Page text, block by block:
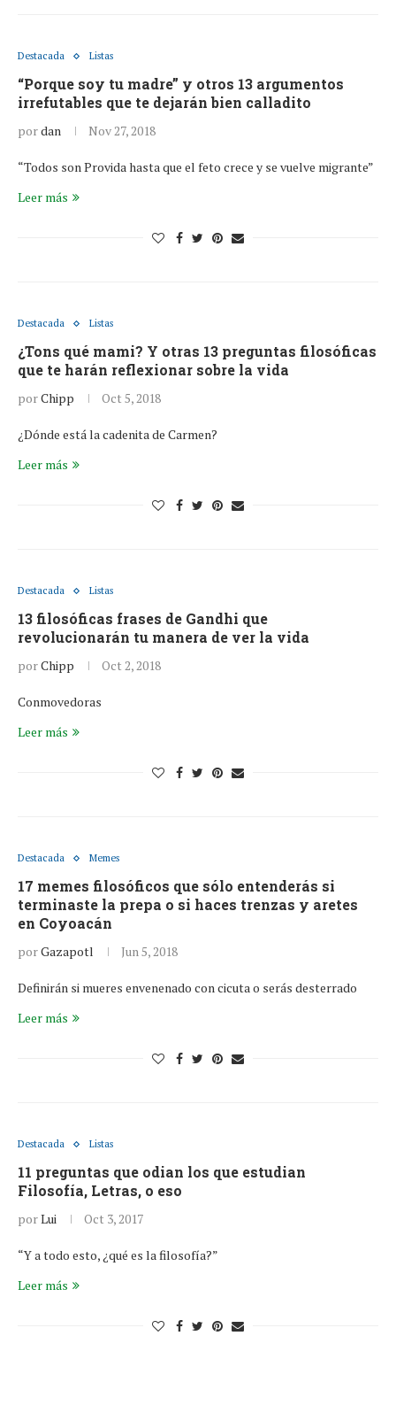
Destacada Listas
“Porque soy tu madre” y otros 13 argumentos
irrefutables que te dejarán bien calladito
pordan Nov 27, 2018
“Todos son Provida hasta que el feto crece y se vuelve migrante”
Leer más
Destacada Listas
¿Tons qué mami? Y otras 13 preguntas filosóficas
que te harán reflexionar sobre la vida
porChipp Oct 5, 2018
¿Dónde está la cadenita de Carmen?
Leer más
Destacada Listas
13 filosóficas frases de Gandhi que
revolucionarán tu manera de ver la vida
porChipp Oct 2, 2018
Conmovedoras
Leer más
Destacada Memes
17 memes filosóficos que sólo entenderás si
terminaste la prepa o si haces trenzas y aretes
en Coyoacán
porGazapotl Jun 5, 2018
Definirán si mueres envenenado con cicuta o serás desterrado
Leer más
Destacada Listas
11 preguntas que odian los que estudian
Filosofía, Letras, o eso
porLui Oct 3, 2017
“Y a todo esto, ¿qué es la filosofía?”
Leer más